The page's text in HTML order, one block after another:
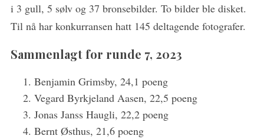
i 3 gull, 5 sølv og 37 bronsebilder. To bilder ble disket.
Til nå har konkurransen hatt 145 deltagende fotografer.
Sammenlagt for runde 7, 2023
Benjamin Grimsby, 24,1 poeng
Vegard Byrkjeland Aasen, 22,5 poeng
Jonas Janss Haugli, 22,2 poeng
Bernt Østhus, 21,6 poeng